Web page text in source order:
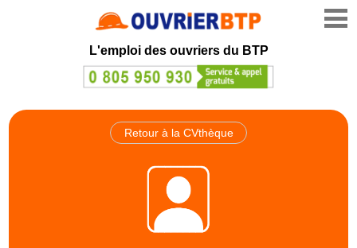
L'emploi des ouvriers du BTP
Retour à la CVthèque